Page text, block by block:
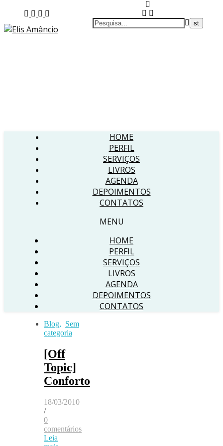
HOME
PERFIL
SERVIÇOS
LIVROS
AGENDA
DEPOIMENTOS
CONTATOS
MENU
HOME
PERFIL
SERVIÇOS
LIVROS
AGENDA
DEPOIMENTOS
CONTATOS
Blog, Sem
categoria
[Off
Topic]
Conforto
18/03/2010
/
0
comentários
Leia